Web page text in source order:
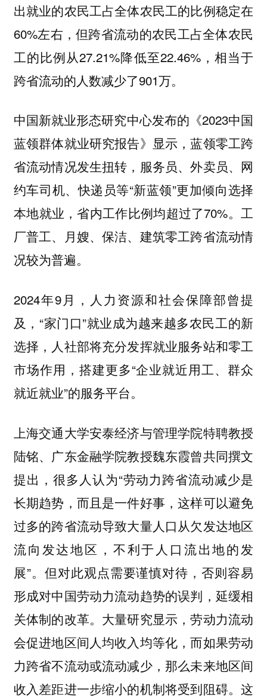
出就业的农民工占全体农民工的比例稳定在
60%左右，但跨省流动的农民工占全体农民
工的比例从27.21%降低至22.46%，相当于
跨省流动的人数减少了901万。
中国新就业形态研究中心发布的《2023中国
蓝领群体就业研究报告》显示，蓝领零工跨
省流动情况发生扭转，服务员、外卖员、网
约车司机、快递员等“新蓝领”更加倾向选择
本地就业，省内工作比例均超过了70%。工
厂普工、月嫂、保洁、建筑零工跨省流动情
况较为普遍。
2024年9月，人力资源和社会保障部曾提
及，“家门口”就业成为越来越多农民工的新
选择，人社部将充分发挥就业服务站和零工
市场作用，搭建更多“企业就近用工、群众
就近就业”的服务平台。
上海交通大学安泰经济与管理学院特聘教授
陆铭、广东金融学院教授魏东霞曾共同撰文
提出，很多人认为“劳动力跨省流动减少是
长期趋势，而且是一件好事，这样可以避免
过多的跨省流动导致大量人口从欠发达地区
流向发达地区，不利于人口流出地的发
展”。但对此观点需要谨慎对待，否则容易
形成对中国劳动力流动趋势的误判，延缓相
关体制的改革。大量研究显示，劳动力流动
会促进地区间人均收入均等化，而如果劳动
力跨省不流动或流动减少，那么未来地区间
收入差距进一步缩小的机制将受到阻碍。这